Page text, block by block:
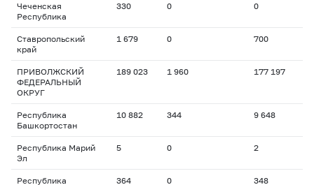
Чеченская
Республика
330 0 0
Ставропольский
край
1 679 0 700
ПРИВОЛЖСКИЙ
ФЕДЕРАЛЬНЫЙ
ОКРУГ
189 023 1 960 177 197
Республика
Башкортостан
10 882 344 9 648
Республика Марий
Эл
5 0 2
Республика 364 0 348